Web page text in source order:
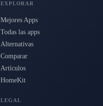
EXPLORAR
Mejores Apps
Todas las apps
Alternativas
Comparar
Artículos
HomeKit
LEGAL